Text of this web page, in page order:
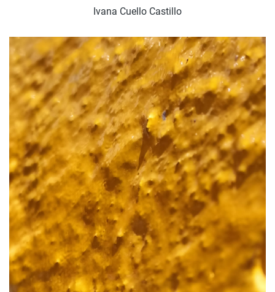
Ivana Cuello Castillo